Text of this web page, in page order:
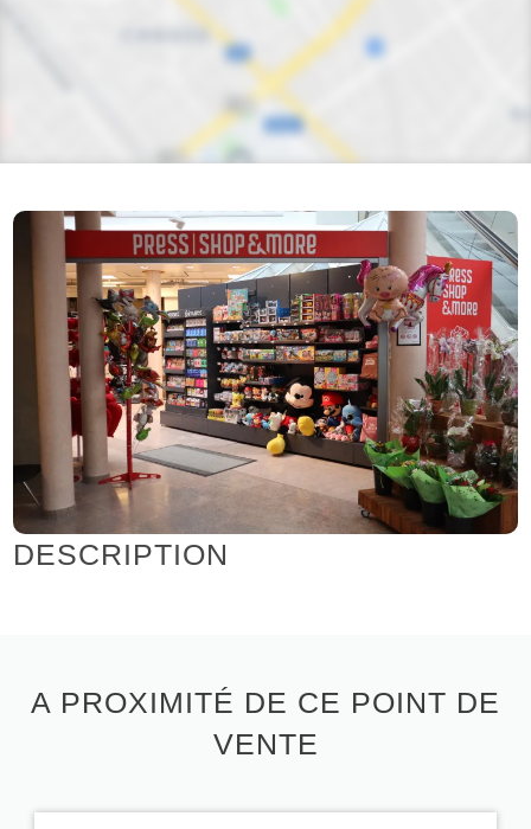
DESCRIPTION
A PROXIMITÉ DE CE POINT DE
VENTE